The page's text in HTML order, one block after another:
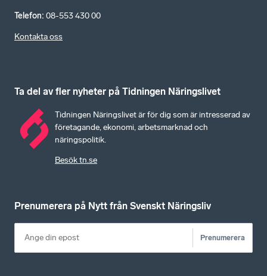
Telefon: 08-553 430 00
Kontakta oss
Ta del av fler nyheter på Tidningen Näringslivet
Tidningen Näringslivet är för dig som är intresserad av
företagande, ekonomi, arbetsmarknad och
näringspolitik.
Besök tn.se
Prenumerera på Nytt från Svenskt Näringsliv
Prenumerera